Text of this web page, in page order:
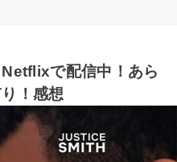
で配信中！あら
！感想